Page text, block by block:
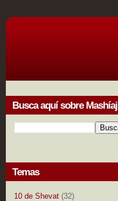
Busca aquí sobre Mashíaj
Temas
10 de Shevat (32)